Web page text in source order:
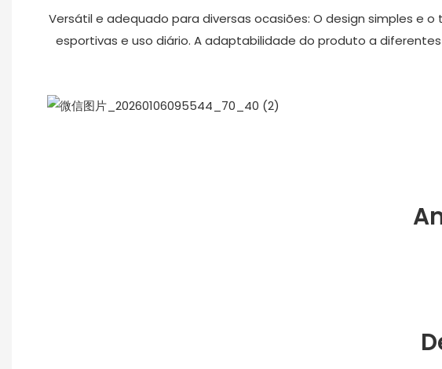
Versátil e adequado para diversas ocasiões: O design simples e
esportivas e uso diário. A adaptabilidade do produto a